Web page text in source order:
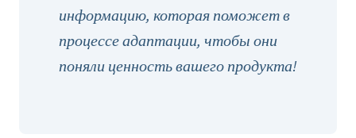
информацию, которая поможет в
процессе адаптации, чтобы они
поняли ценность вашего продукта!